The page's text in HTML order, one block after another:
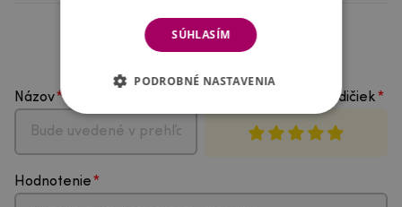
Hodnotenie produktu
Názov Vyberte počet hviezdičiek
Hodnotenie
SÚHLASÍM
PODROBNÉ NASTAVENIA